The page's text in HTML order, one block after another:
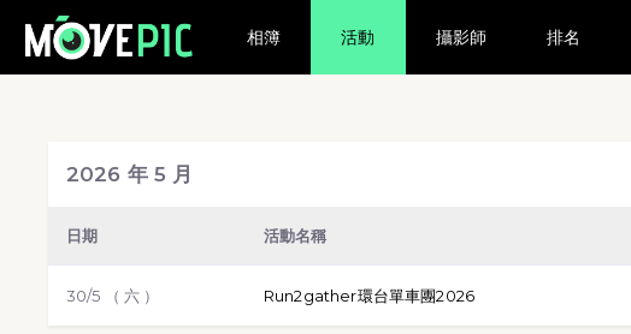
相簿 活動 攝影師 排名
2026 年 5 月
日期 活動名稱
30/5 （ 六 ） Run2gather環台單車團2026